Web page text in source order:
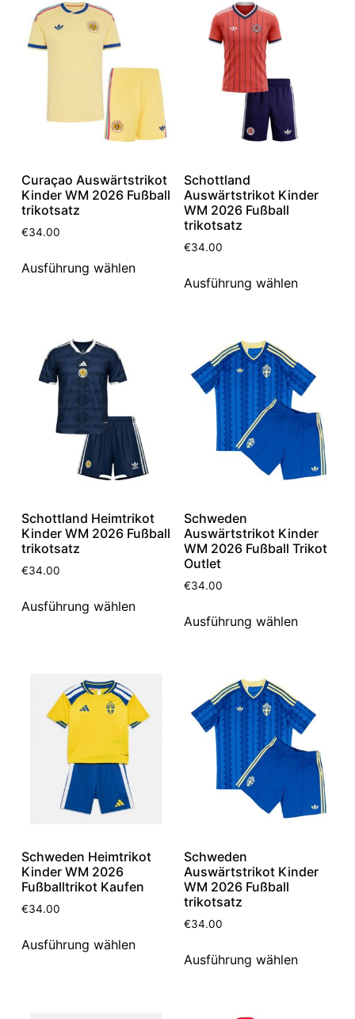
Curaçao Auswärtstrikot
Kinder WM 2026 Fußball
trikotsatz
€34.00
Ausführung wählen
Schottland
Auswärtstrikot Kinder
WM 2026 Fußball
trikotsatz
€34.00
Ausführung wählen
Schottland Heimtrikot
Kinder WM 2026 Fußball
trikotsatz
€34.00
Ausführung wählen
Schweden
Auswärtstrikot Kinder
WM 2026 Fußball Trikot
Outlet
€34.00
Ausführung wählen
Schweden Heimtrikot
Kinder WM 2026
Fußballtrikot Kaufen
€34.00
Ausführung wählen
Schweden
Auswärtstrikot Kinder
WM 2026 Fußball
trikotsatz
€34.00
Ausführung wählen